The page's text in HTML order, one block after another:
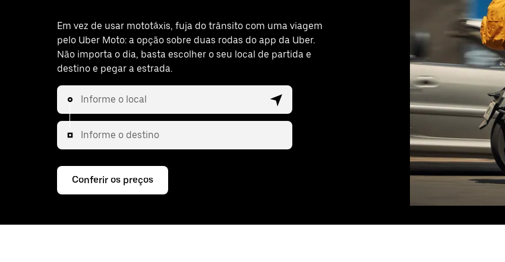
Em vez de usar mototáxis, fuja do trânsito com uma viagem
pelo Uber Moto: a opção sobre duas rodas do app da Uber.
Não importa o dia, basta escolher o seu local de partida e
destino e pegar a estrada.
Informe o local
Informe o destino
Conferir os preços